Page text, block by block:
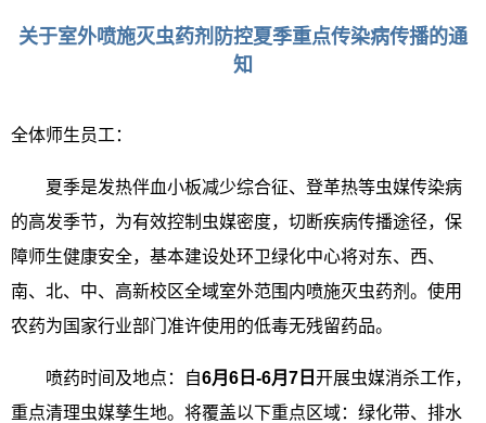
关于室外喷施灭虫药剂防控夏季重点传染病传播的通
知
全体师生员工：
夏季是发热伴血小板减少综合征、登革热等虫媒传染病
的高发季节，为有效控制虫媒密度，切断疾病传播途径，保
障师生健康安全，基本建设处环卫绿化中心将对东、西、
南、北、中、高新校区全域室外范围内喷施灭虫药剂。使用
农药为国家行业部门准许使用的低毒无残留药品。
喷药时间及地点：自6月 6 日 -6月 7 日 开展虫媒消杀工作，
重点清理虫媒孳生地。将覆盖以下重点区域：绿化带、排水